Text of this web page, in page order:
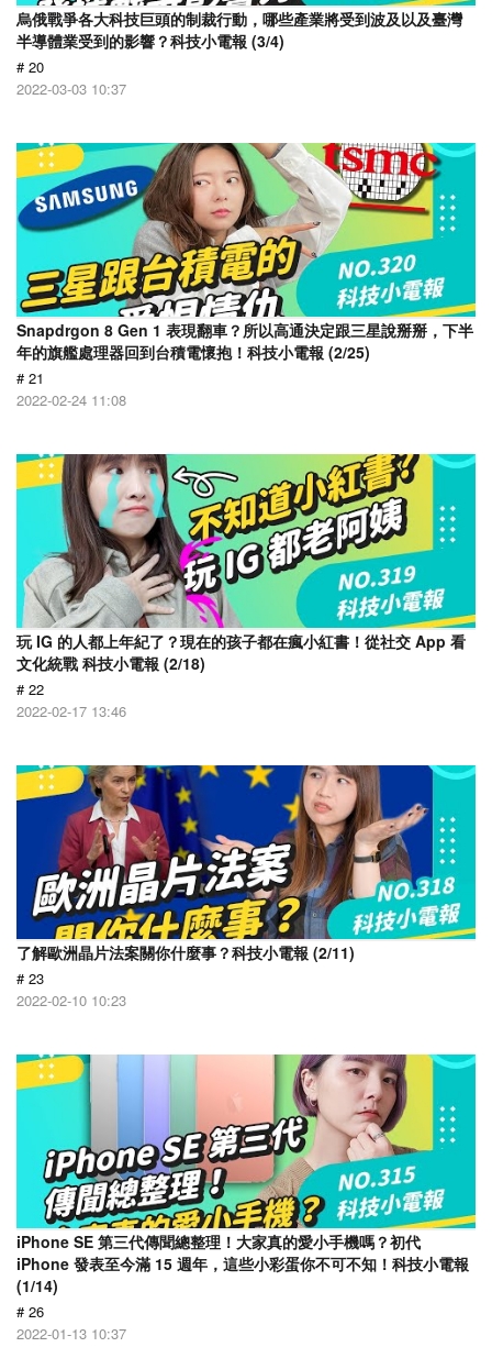
烏俄戰爭各大科技巨頭的制裁行動，哪些產業將受到波及以及臺灣
半導體業受到的影響？科技小電報 (3/4)
# 20
2022-03-03 10:37
Snapdrgon 8 Gen 1 表現翻車？所以高通決定跟三星說掰掰，下半
年的旗艦處理器回到台積電懷抱！科技小電報 (2/25)
# 21
2022-02-24 11:08
玩 IG 的人都上年紀了？現在的孩子都在瘋小紅書！從社交 App 看
文化統戰 科技小電報 (2/18)
# 22
2022-02-17 13:46
了解歐洲晶片法案關你什麼事？科技小電報 (2/11)
# 23
2022-02-10 10:23
iPhone SE 第三代傳聞總整理！大家真的愛小手機嗎？初代
iPhone 發表至今滿 15 週年，這些小彩蛋你不可不知！科技小電報
(1/14)
# 26
2022-01-13 10:37